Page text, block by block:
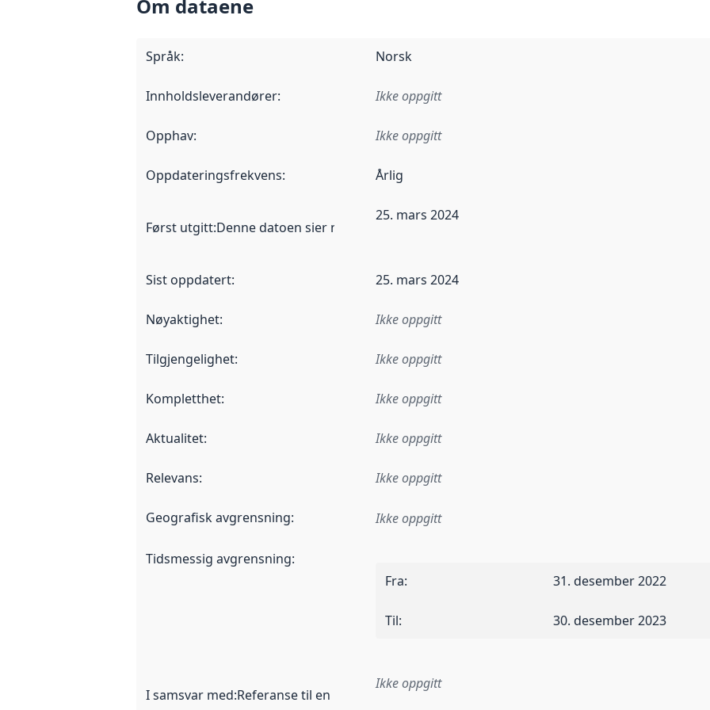
Om dataene
Språk: Norsk
Innholdsleverandører: Ikke oppgitt
Opphav: Ikke oppgitt
Oppdateringsfrekvens: Årlig
Først utgitt:Denne datoen sier når dataene i dette datasettet første gang ble utgitt. Det kan
25. mars 2024
Sist oppdatert: 25. mars 2024
Nøyaktighet: Ikke oppgitt
Tilgjengelighet: Ikke oppgitt
Kompletthet: Ikke oppgitt
Aktualitet: Ikke oppgitt
Relevans: Ikke oppgitt
Geografisk avgrensning: Ikke oppgitt
Tidsmessig avgrensning:
Fra: 31. desember 2022
Til: 30. desember 2023
I samsvar med:Referanse til en implementasjonsregel eller annen spesifikasjon, som ligger
Ikke oppgitt